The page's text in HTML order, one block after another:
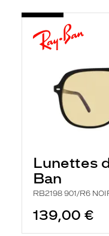
Lunettes
Ban
RB2198 901/R6
139,00 €